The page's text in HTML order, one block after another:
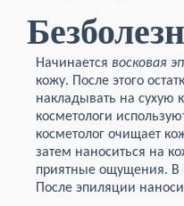
Начинается восковая
кожу. После этого
накладывать на
косметологи
косметолог очищает
затем наноситься на
приятные ощущения. В
После эпиляции